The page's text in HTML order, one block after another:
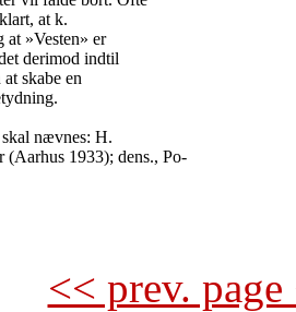
at k.
at »Vesten» er
derimod indtil
skabe en
nævnes: H.
1933); dens., Po-
<< prev.